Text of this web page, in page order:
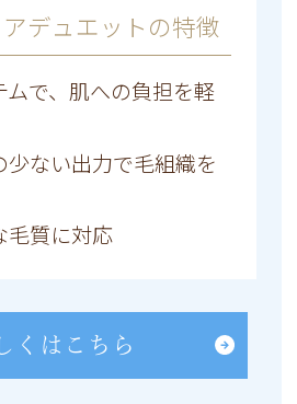
デュエットの特徴
ムで、肌への負担を軽
少ない出力で毛組織を
毛質に対応
くはこちら